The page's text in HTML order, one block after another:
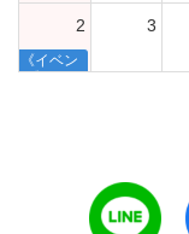
2
《イベン
ト》8/1＆
3